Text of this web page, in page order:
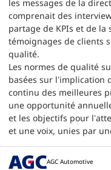
les messages de la
comprenait des
partage de KPIs et de
témoignages de clients
qualité.
Les normes de qualité
basées sur
continu des meilleures
une opportunité
et les objectifs pour
et une voix, unies par
AGC Automotive